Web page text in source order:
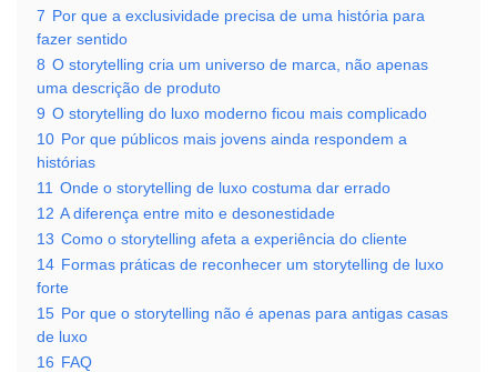
7 Por que a exclusividade precisa de uma história para
fazer sentido
8 O storytelling cria um universo de marca, não apenas
uma descrição de produto
9 O storytelling do luxo moderno ficou mais complicado
10 Por que públicos mais jovens ainda respondem a
histórias
11 Onde o storytelling de luxo costuma dar errado
12 A diferença entre mito e desonestidade
13 Como o storytelling afeta a experiência do cliente
14 Formas práticas de reconhecer um storytelling de luxo
forte
15 Por que o storytelling não é apenas para antigas casas
de luxo
16 FAQ